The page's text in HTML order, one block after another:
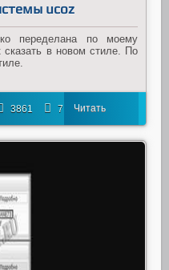
ucoz
переделана по моему
сказать в новом стиле. По
3861 7 Читать
далее